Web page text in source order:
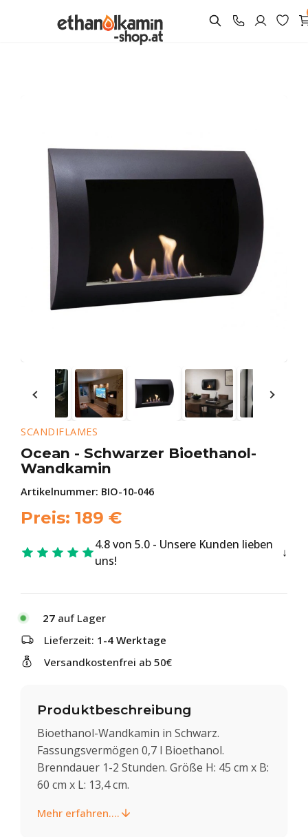
SCANDIFLAMES
Ocean - Schwarzer Bioethanol-
Wandkamin
Artikelnummer: BIO-10-046
Preis: 189 €
4.8 von 5.0 - Unsere Kunden lieben
uns!
27 auf Lager
Lieferzeit: 1-4 Werktage
Versandkostenfrei ab 50€
Produktbeschreibung
Bioethanol-Wandkamin in Schwarz.
Fassungsvermögen 0,7 l Bioethanol.
Brenndauer 1-2 Stunden. Größe H: 45 cm x B:
60 cm x L: 13,4 cm.
Mehr erfahren....